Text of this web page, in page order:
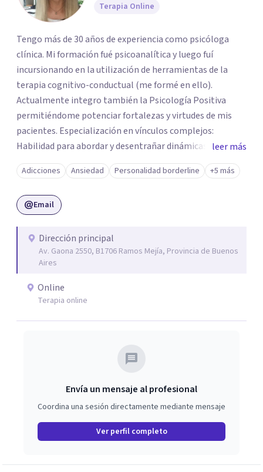
Terapia Online
Tengo más de 30 años de experiencia como psicóloga
clínica. Mi formación fué psicoanalítica y luego fuí
incursionando en la utilización de herramientas de la
terapia cognitivo-conductual (me formé en ello).
Actualmente integro también la Psicología Positiva
permitiéndome potenciar fortalezas y virtudes de mis
pacientes. Especialización en vínculos complejos:
Habilidad para abordar y desentrañar dinámicas
complejas en relaciones personales. Técnicas basadas en
evidencia: Uso de enfoques respaldados
científicamenteEmpatía y conexión genuina: Capacidad
para generar un espacio seguro donde los pacientes se
proceso de recuperación.
leer más
Adicciones Ansiedad Personalidad borderline +5 más
Email
Dirección principal
Av. Gaona 2550, B1706 Ramos Mejía, Provincia de Buenos
Aires
Online
Terapia online
Envía un mensaje al profesional
Coordina una sesión directamente mediante mensaje
Ver perfil completo